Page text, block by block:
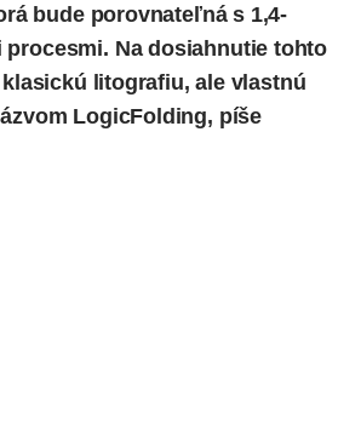
bude porovnateľná s 1,4-
procesmi. Na dosiahnutie tohto
litografiu, ale vlastnú
LogicFolding, píše